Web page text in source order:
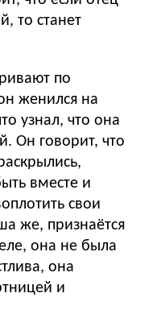
то станет
по
женился на
узнал, что она
Он говорит, что
вместе и
свои
же, признаётся
она не была
она
и